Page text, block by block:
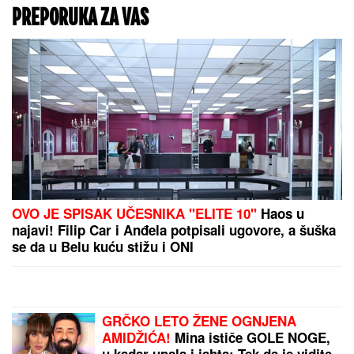
Da li grom može da
"uleti" kroz prozor?
Stručnjaci razrešavaju
večitu dilemu koja nas
muči tokom svakog
nevremena